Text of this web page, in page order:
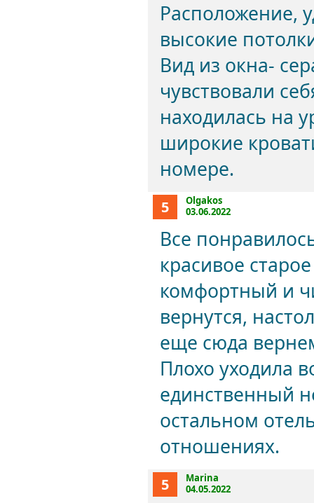
Расположение,
высокие
Вид из окна-
чувствовали
находилась на
широкие
номере.
5
Olgakos
03.06.2022
Все
красивое
комфортный и
вернутся,
еще сюда
Плохо уходила
единственный
остальном
отношениях.
5
Marina
04.05.2022